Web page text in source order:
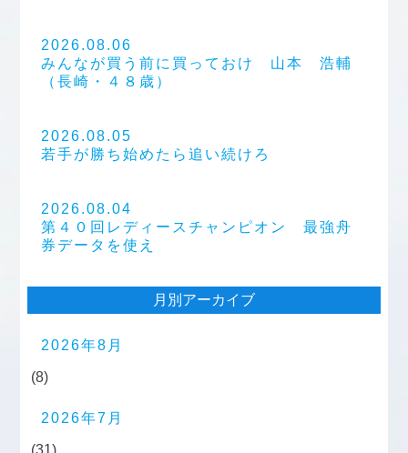
2026.08.06
みんなが買う前に買っておけ 山本 浩輔
（長崎・４８歳）
2026.08.05
若手が勝ち始めたら追い続けろ
2026.08.04
第４０回レディースチャンピオン 最強舟
券データを使え
月別アーカイブ
2026年8月
(8)
2026年7月
(31)